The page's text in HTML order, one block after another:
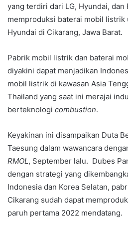
yang terdiri dari LG, Hyundai, dan
memproduksi baterai mobil
Hyundai di Cikarang, Jawa Barat.
Pabrik mobil listrik dan baterai
diyakini dapat menjadikan
mobil listrik di kawasan Asia
Thailand yang saat ini merajai
berteknologi combustion.
Keyakinan ini disampaikan Duta
Taesung dalam wawancara
RMOL, September lalu. Dubes
dengan strategi yang
Indonesia dan Korea Selatan,
Cikarang sudah dapat
paruh pertama 2022 mendatang.